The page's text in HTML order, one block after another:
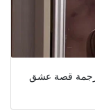
العشق الممنوع الحلقة 34 مترجمة قصة عشق